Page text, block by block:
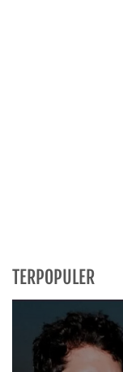
TERPOPULER